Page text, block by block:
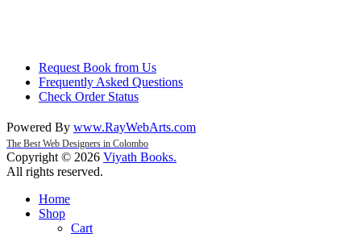
Request Book from Us
Frequently Asked Questions
Check Order Status
Powered By www.RayWebArts.com
The Best Web Designers in Colombo
Copyright © 2026 Viyath Books.
All rights reserved.
Home
Shop
Cart